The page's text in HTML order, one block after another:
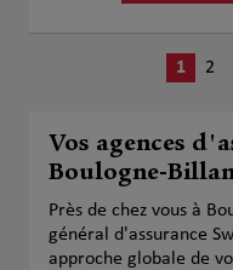
1 2
Vos agences
Boulogne-
Près de chez vous à
général d'assurance
approche globale de